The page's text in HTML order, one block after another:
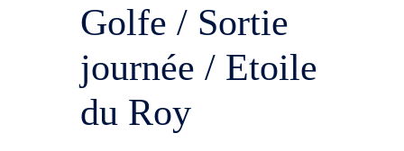
Golfe / Sortie
journée / Etoile
du Roy